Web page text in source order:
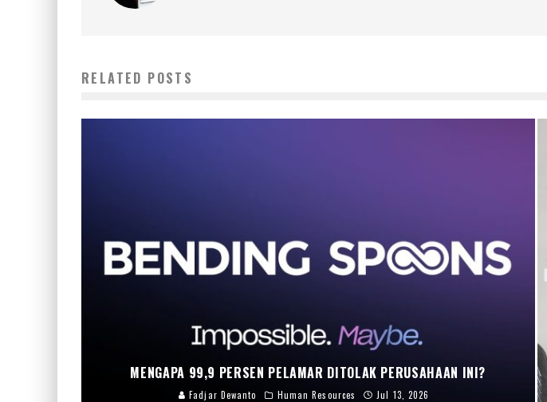
RELATED POSTS
MENGAPA 99,9 PERSEN PELAMAR DITOLAK PERUSAHAAN INI?
Fadjar Dewanto Human Resources Jul 13, 2026